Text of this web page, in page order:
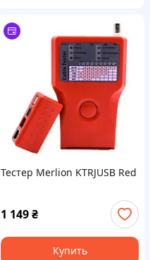
Тестер Merlion KTRJUSB Red
1 149₴
Купить